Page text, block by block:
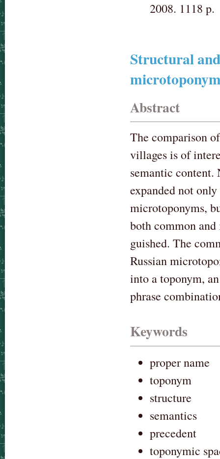
2008. 1118 p.
Structural
Abstract
The comparison
villages is of
semantic content.
expanded not
microtoponyms,
both common
guished. The
Russian
into a toponym,
phrase
Keywords
proper name
toponym
structure
semantics
precedent
toponymic